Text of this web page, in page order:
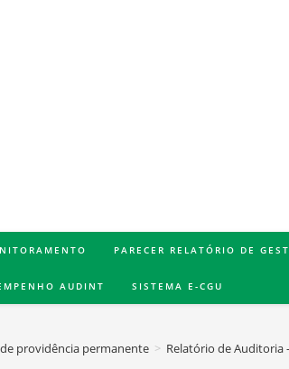
PARECER RELATÓRIO DE
AUDINT SISTEMA E-CGU
providência permanente > Relatório de Auditoria